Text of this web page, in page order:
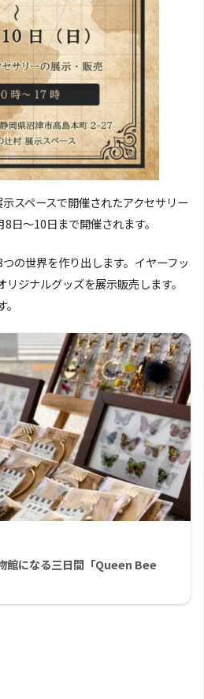
スペースで開催されたアクセサリー
日〜10日まで開催されます。
の世界を作り出します。イヤーフッ
ジナルグッズを展示販売します。
館になる三日間「Queen Bee